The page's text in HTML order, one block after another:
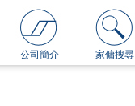
公司簡介 家傭搜尋